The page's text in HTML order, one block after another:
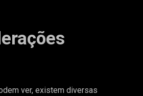
ver, existem diversas